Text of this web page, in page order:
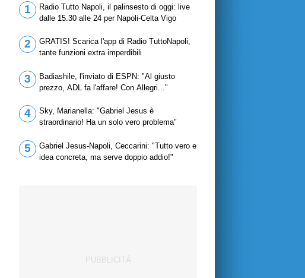
1
Radio Tutto Napoli, il palinsesto di oggi: live
dalle 15.30 alle 24 per Napoli-Celta Vigo
2
GRATIS! Scarica l'app di Radio TuttoNapoli,
tante funzioni extra imperdibili
3
Badiashile, l'inviato di ESPN: "Al giusto
prezzo, ADL fa l'affare! Con Allegri..."
4
Sky, Marianella: "Gabriel Jesus è
straordinario! Ha un solo vero problema"
5
Gabriel Jesus-Napoli, Ceccarini: "Tutto vero e
idea concreta, ma serve doppio addio!"